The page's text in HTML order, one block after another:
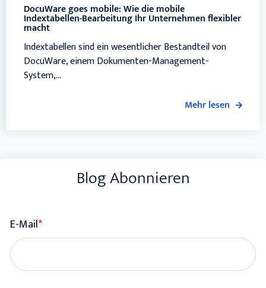
DocuWare goes mobile: Wie die mobile
Indextabellen-Bearbeitung Ihr Unternehmen flexibler
macht
Indextabellen sind ein wesentlicher Bestandteil von
DocuWare, einem Dokumenten-Management-
System,...
Mehr lesen
Blog Abonnieren
E-Mail*